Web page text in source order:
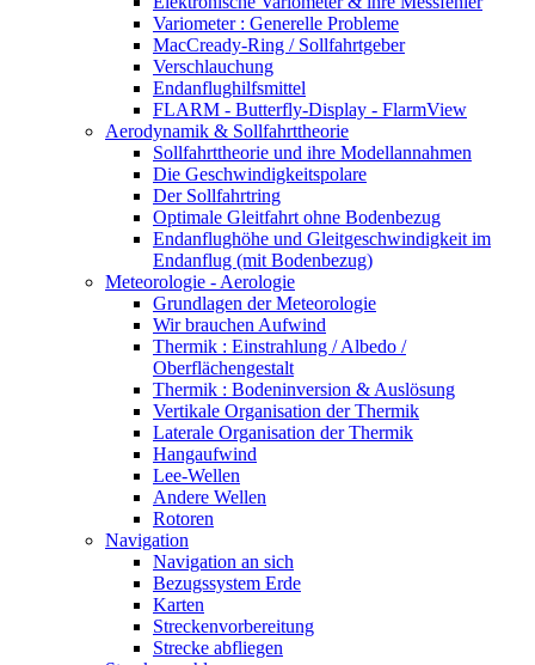
Variometer : Generelle Probleme
MacCready-Ring / Sollfahrtgeber
Verschlauchung
Endanflughilfsmittel
FLARM - Butterfly-Display - FlarmView
Aerodynamik & Sollfahrttheorie
Sollfahrttheorie und ihre Modellannahmen
Die Geschwindigkeitspolare
Der Sollfahrtring
Optimale Gleitfahrt ohne Bodenbezug
Endanflughöhe und Gleitgeschwindigkeit im
Endanflug (mit Bodenbezug)
Meteorologie - Aerologie
Grundlagen der Meteorologie
Wir brauchen Aufwind
Thermik : Einstrahlung / Albedo /
Oberflächengestalt
Thermik : Bodeninversion & Auslösung
Vertikale Organisation der Thermik
Laterale Organisation der Thermik
Hangaufwind
Lee-Wellen
Andere Wellen
Rotoren
Navigation
Navigation an sich
Bezugssystem Erde
Karten
Streckenvorbereitung
Strecke abfliegen